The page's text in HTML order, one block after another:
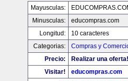
Mayusculas:
Minusculas:
educompras.com
Longitud:
10 caracteres
Categorias:
Compras y
Precio:
Realizar una oferta!
Visitar!
educompras.com